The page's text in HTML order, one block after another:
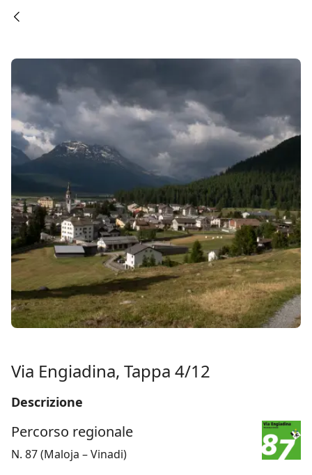
Via Engiadina, Tappa 4/12
Descrizione
Percorso regionale
N. 87 (Maloja – Vinadi)